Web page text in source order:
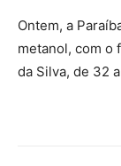
Ontem, a
metanol, com o
da Silva, de 32